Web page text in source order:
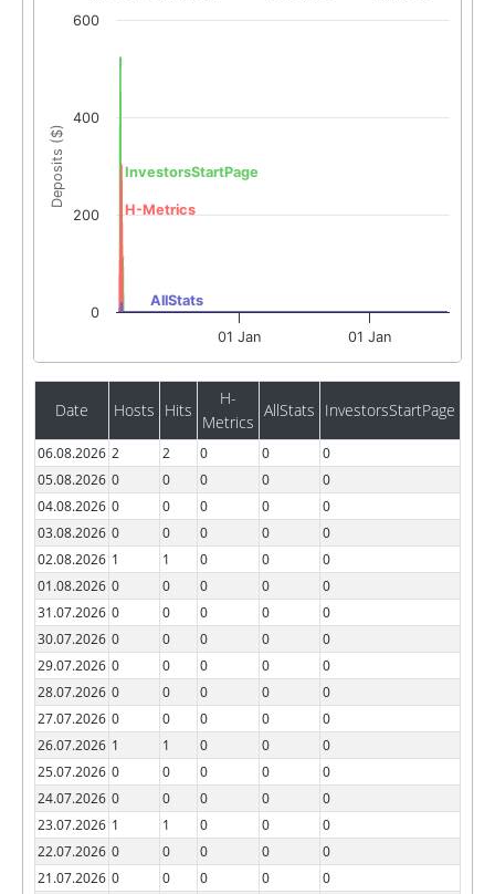
Deposits ($) InvestorsStartPage
H-Metrics
AllStats
01 Jan 01 Jan
0
200
400
600
Date Hosts Hits
H-
Metrics
AllStats InvestorsStartPage
06.08.2026 2 2 0 0
0
05.08.2026 0 0 0 0
0
04.08.2026 0 0 0 0
0
03.08.2026 0 0 0 0
0
02.08.2026 1 1 0 0
0
01.08.2026 0 0 0 0
0
31.07.2026 0 0 0 0
0
30.07.2026 0 0 0 0
0
29.07.2026 0 0 0 0
0
28.07.2026 0 0 0 0
0
27.07.2026 0 0 0 0
0
26.07.2026 1 1 0 0
0
25.07.2026 0 0 0 0
0
24.07.2026 0 0 0 0
0
23.07.2026 1 1 0 0
0
22.07.2026 0 0 0 0
0
21.07.2026 0 0 0 0
0